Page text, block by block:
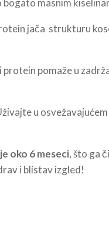
jača strukturu
protein pomaže u
u
oko 6 meseci, što ga
i blistav izgled!